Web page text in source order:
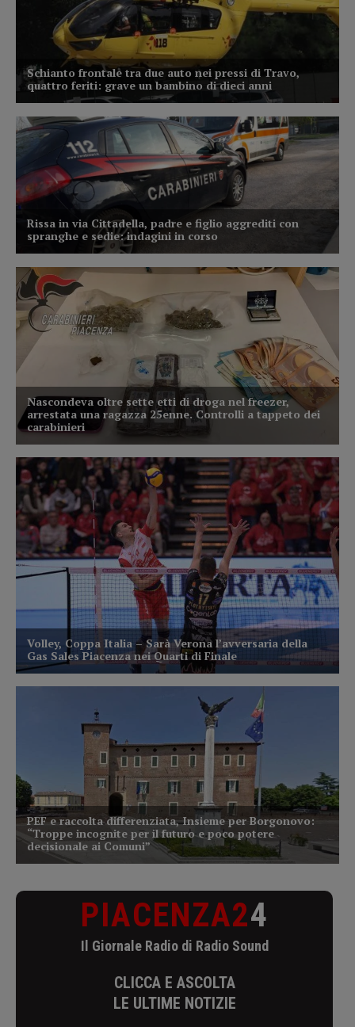
PIACENZA24
Il Giornale Radio di Radio Sound
CLICCA E ASCOLTA
LE ULTIME NOTIZIE